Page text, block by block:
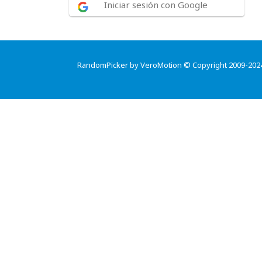
Iniciar sesión con Google
RandomPicker by VeroMotion © Copyright 2009-